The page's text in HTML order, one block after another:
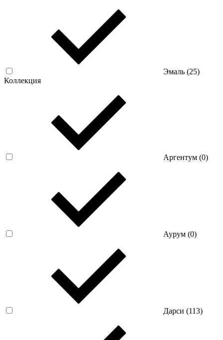
Эмаль (25)
Коллекция
Аргентум (0)
Аурум (0)
Дарси (113)